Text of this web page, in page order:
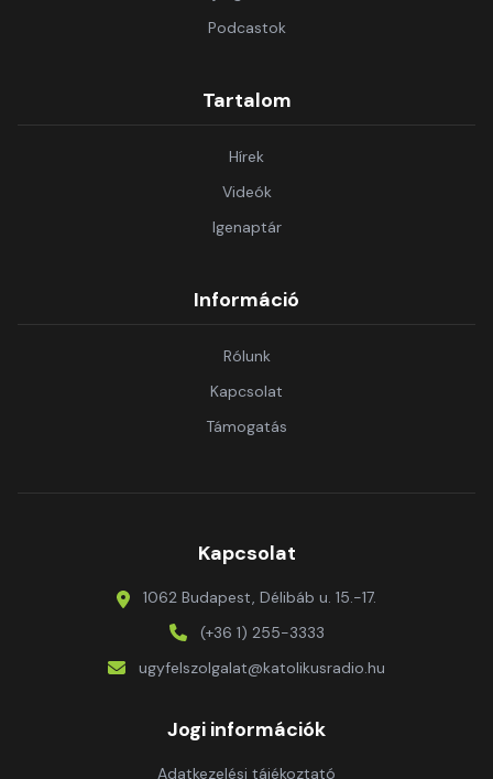
Podcastok
Tartalom
Hírek
Videók
Igenaptár
Információ
Rólunk
Kapcsolat
Támogatás
Kapcsolat
1062 Budapest, Délibáb u. 15.-17.
(+36 1) 255-3333
ugyfelszolgalat@katolikusradio.hu
Jogi információk
Adatkezelési tájékoztató